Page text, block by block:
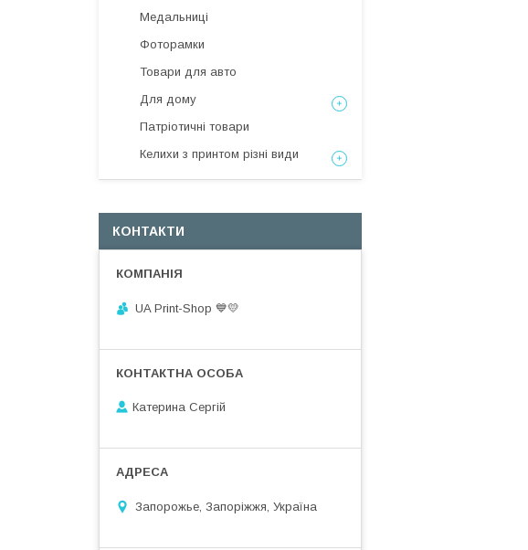
Медальниці
Фоторамки
Товари для авто
Для дому
Патріотичні товари
Келихи з принтом різні види
КОНТАКТИ
UA Print-Shop ​💙💛
Катерина Сергій
Запорожье, Запоріжжя, Україна